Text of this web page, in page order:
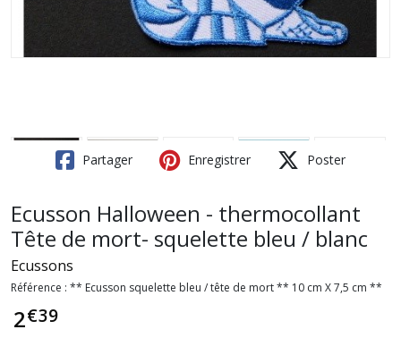
Partager Enregistrer Poster
Ecusson Halloween - thermocollant
Tête de mort- squelette bleu / blanc
Ecussons
Référence : ** Ecusson squelette bleu / tête de mort ** 10 cm X 7,5 cm **
2€39